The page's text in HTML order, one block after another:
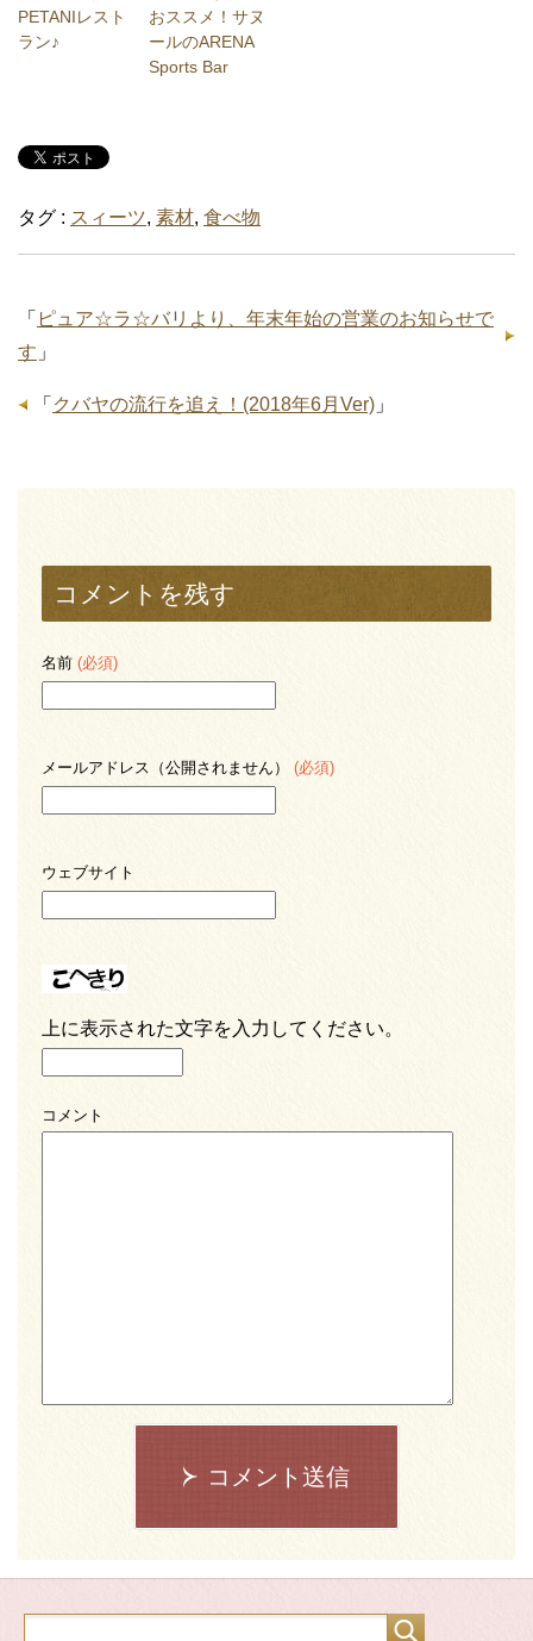
PETANIレスト
ラン♪
おススメ！サヌ
ールのARENA
Sports Bar
タグ : スィーツ, 素材, 食べ物
「 ピュア☆ラ☆バリより、年末年始の営業のお知らせで
す 」
「 クバヤの流行を追え！(2018年6月Ver) 」
コメントを残す
名前 (必須)
メールアドレス（公開されません） (必須)
ウェブサイト
上に表示された文字を入力してください。
コメント
コメント送信